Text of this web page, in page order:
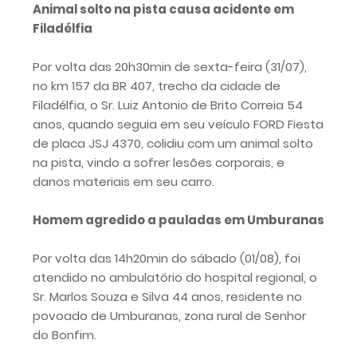
Animal solto na pista causa acidente em
Filadélfia
Por volta das 20h30min de sexta-feira (31/07),
no km 157 da BR 407, trecho da cidade de
Filadélfia, o Sr. Luiz Antonio de Brito Correia 54
anos, quando seguia em seu veículo FORD Fiesta
de placa JSJ 4370, colidiu com um animal solto
na pista, vindo a sofrer lesões corporais, e
danos materiais em seu carro.
Homem agredido a pauladas em Umburanas
Por volta das 14h20min do sábado (01/08), foi
atendido no ambulatório do hospital regional, o
Sr. Marlos Souza e Silva 44 anos, residente no
povoado de Umburanas, zona rural de Senhor
do Bonfim.